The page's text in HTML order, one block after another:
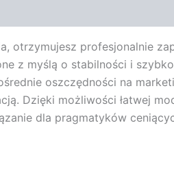
otrzymujesz profesjonalnie
z myślą o stabilności i
oszczędności na
Dzięki możliwości łatwej
dla pragmatyków